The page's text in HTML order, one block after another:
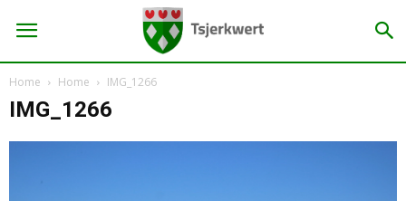
Home Home IMG_1266
IMG_1266